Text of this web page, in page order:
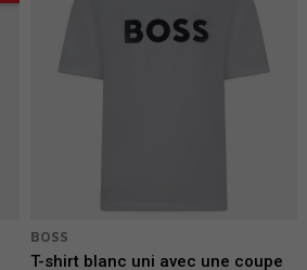
BOSS
T-shirt blanc uni avec une coupe